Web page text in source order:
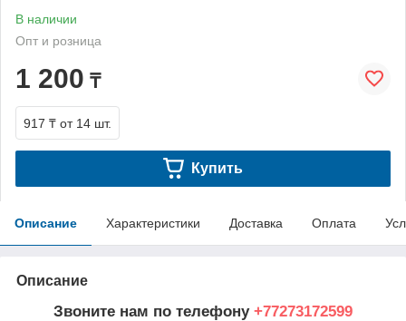
В наличии
Опт и розница
1 200 ₸
917 ₸ от 14 шт.
Купить
Описание Характеристики Доставка Оплата
Описание
Звоните нам по телефону +77273172599